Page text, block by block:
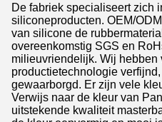
De fabriek specialiseert zich
siliconeproducten. OEM/
van silicone de
overeenkomstig SGS en
milieuvriendelijk. Wij hebben
productietechnologie
gewaarborgd. Er zijn vele
Verwijs naar de kleur van
uitstekende kwaliteit